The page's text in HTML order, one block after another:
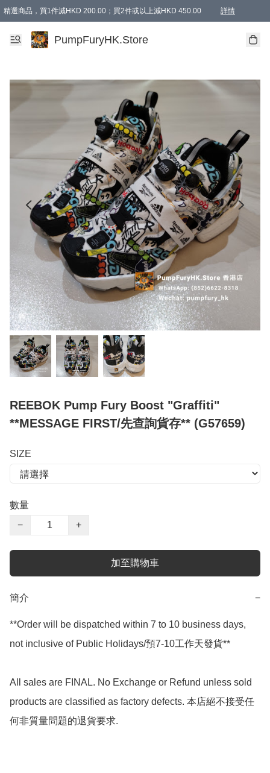
精選商品，買1件減HKD 200.00；買2件或以上減HKD 450.00 詳情
AAPE商品,會員專享9折或以上（按會員等級）AAPE products, members can
精選商品，任選買2件或以上減HKD 100.00
購物滿 HKD 800.00即享免運費優惠！（適用於 特定的送貨方式 )
PumpFuryHK.Store
REEBOK Pump Fury Boost "Graffiti"
**MESSAGE FIRST/先查詢貨存** (G57659)
SIZE
數量
−
+
加至購物車
簡介 −
**Order will be dispatched within 7 to 10 business days,
not inclusive of Public Holidays/預7-10工作天發貨**
All sales are FINAL. No Exchange or Refund unless sold
products are classified as factory defects. 本店絕不接受任
何非質量問題的退貨要求.